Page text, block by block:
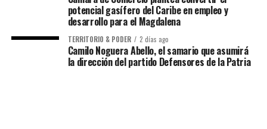
potencial gasífero del Caribe en empleo y
desarrollo para el Magdalena
TERRITORIO & PODER 2 días ago
Camilo Noguera Abello, el samario que asumirá
la dirección del partido Defensores de la Patria